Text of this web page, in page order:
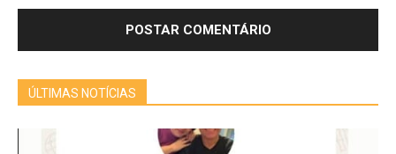
ÚLTIMAS NOTÍCIAS